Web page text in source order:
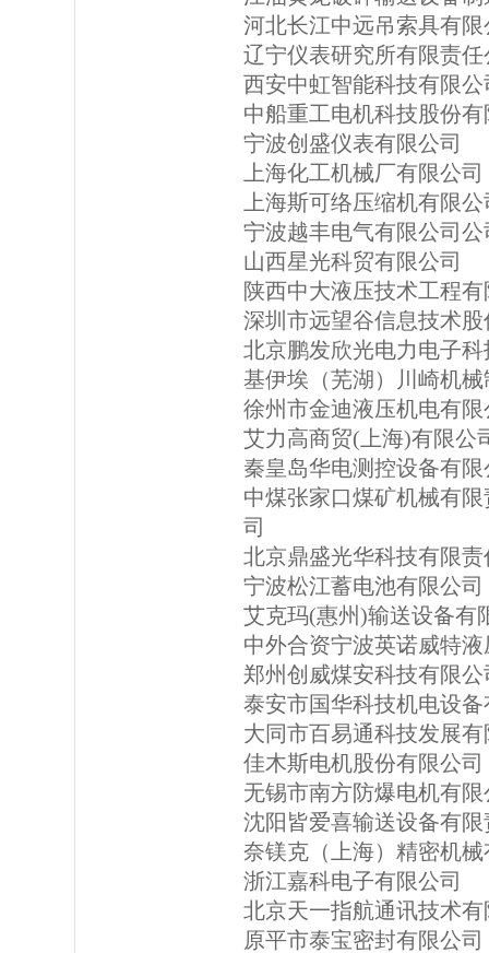
河北长江中远吊索具有限
辽宁仪表研究所有限责任
西安中虹智能科技有限公
中船重工电机科技股份
宁波创盛仪表有限公司
上海化工机械厂有限公司
上海斯可络压缩机有限公
宁波越丰电气有限公司公
山西星光科贸有限公司
陕西中大液压技术工程
深圳市远望谷信息技术
北京鹏发欣光电力电子
基伊埃（芜湖）川崎机
徐州市金迪液压机电有限
艾力高商贸(上海)有限公
秦皇岛华电测控设备有限
中煤张家口煤矿机械有
司
北京鼎盛光华科技有限责
宁波松江蓄电池有限公司
艾克玛(惠州)输送设备有
中外合资宁波英诺威特
郑州创威煤安科技有限公
泰安市国华科技机电设
大同市百易通科技发展
佳木斯电机股份有限公司
无锡市南方防爆电机有限
沈阳皆爱喜输送设备有
奈镁克（上海）精密机
浙江嘉科电子有限公司
北京天一指航通讯技术有
原平市泰宝密封有限公司